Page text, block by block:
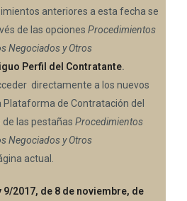
anteriores a esta fecha se
de las opciones Procedimientos
Negociados y Otros
Perfil del Contratante.
directamente a los nuevos
Plataforma de Contratación del
las pestañas Procedimientos
Negociados y Otros
actual.
9/2017, de 8 de noviembre, de